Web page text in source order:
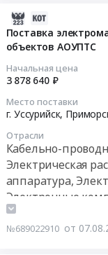
Монтаж, ремонт и
Проектирование,
пропускных
Пожароохранное
видеонаблюдение,
Поставка
объектов АОУПТС
Начальная цена
3 878 640 ₽
Место поставки
г. Уссурийск,
Отрасли
Кабельно-
Электрическая
аппаратура,
Электронные
№689022910 от